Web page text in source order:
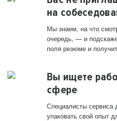
на
Мы знаем, на что
очередь, — и
поля резюме и
Вы ищете
сфере
Специалисты сервиса
упаковать свой опыт